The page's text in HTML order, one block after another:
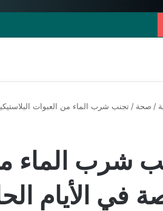
/ صحة / تجنب شرب الماء من العبوات
شرب الماء من
في الأيام